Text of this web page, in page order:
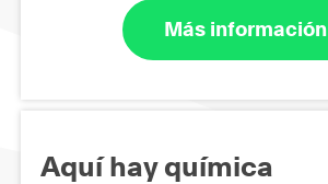
Más información
Aquí hay química